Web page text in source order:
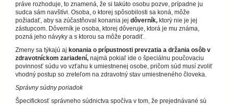
práve rozhoduje, to znamená, že si takúto osobu pozve, prípadne ju
sudca sám navštívi. Osoba, o ktorej spôsobilosti sa koná, môže
požiadať, aby sa zúčastňoval konania jej dôverník, ktorý nie je jej
zástupcom. Dôverník je osoba, ktorej dôveruje, ktorá je mu známa,
pozná jeho návyky a s ktorou sa môže poradiť.
Zmeny sa týkajú aj konania o prípustnosti prevzatia a držania osôb v
zdravotníckom zariadení, najmä pokiaľ ide o špeciálnu poučovaciu
povinnosť súdu vo vzťahu k umiestnenej osobe, pričom súd musí zvoliť
vhodný postup so zreteľom na zdravotný stav umiestneného človeka.
Správny súdny poriadok
Špecifickosť správneho súdnictva spočíva v tom, že prejednávané sú